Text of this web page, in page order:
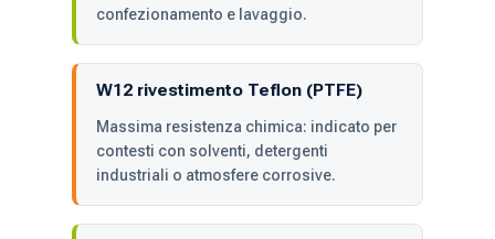
confezionamento e lavaggio.
W12 rivestimento Teflon (PTFE)
Massima resistenza chimica: indicato per
contesti con solventi, detergenti
industriali o atmosfere corrosive.